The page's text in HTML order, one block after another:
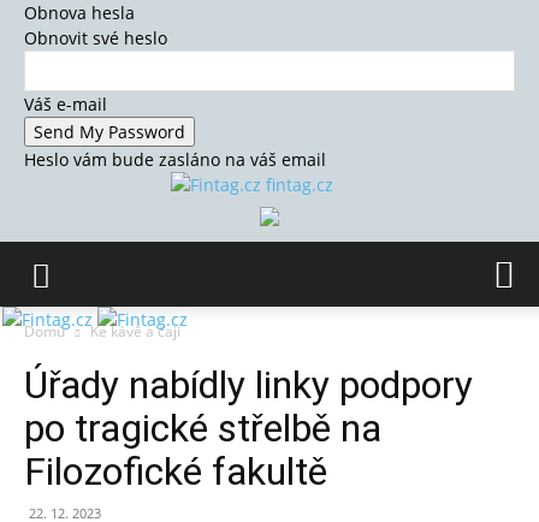
Obnova hesla
Obnovit své heslo
Váš e-mail
Heslo vám bude zasláno na váš email
fintag.cz
Domů Ke kávě a čaji
Úřady nabídly linky podpory
po tragické střelbě na
Filozofické fakultě
22. 12. 2023